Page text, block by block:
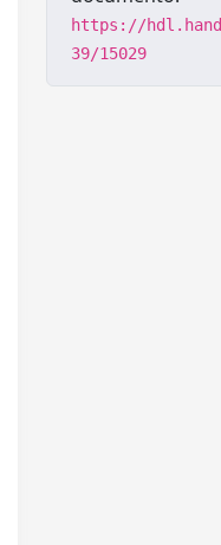
https://
39/15029